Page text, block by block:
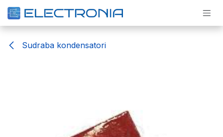
Pāriet pie satura
Sudraba kondensatori